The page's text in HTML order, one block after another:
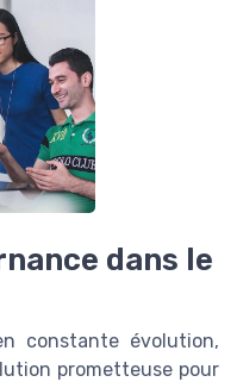
dans le
constante évolution,
prometteuse pour